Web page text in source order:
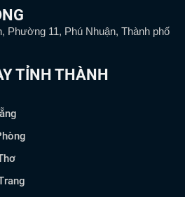
Phường 11, Phú Nhuận, Thành phố
TỈNH THÀNH